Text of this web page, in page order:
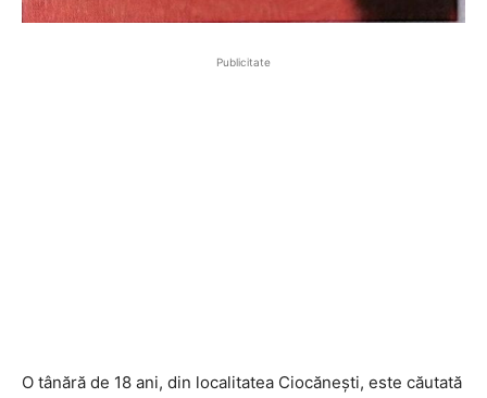
Publicitate
O tânără de 18 ani, din localitatea Ciocănești, este căutată